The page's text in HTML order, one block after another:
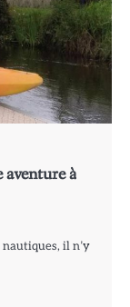
à
il n’y